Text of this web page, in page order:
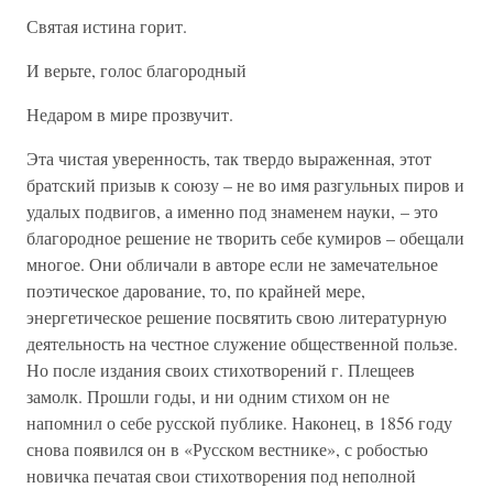
Святая истина горит.
И верьте, голос благородный
Недаром в мире прозвучит.
Эта чистая уверенность, так твердо выраженная, этот
братский призыв к союзу – не во имя разгульных пиров и
удалых подвигов, а именно под знаменем науки, – это
благородное решение не творить себе кумиров – обещали
многое. Они обличали в авторе если не замечательное
поэтическое дарование, то, по крайней мере,
энергетическое решение посвятить свою литературную
деятельность на честное служение общественной пользе.
Но после издания своих стихотворений г. Плещеев
замолк. Прошли годы, и ни одним стихом он не
напомнил о себе русской публике. Наконец, в 1856 году
снова появился он в «Русском вестнике», с робостью
новичка печатая свои стихотворения под неполной